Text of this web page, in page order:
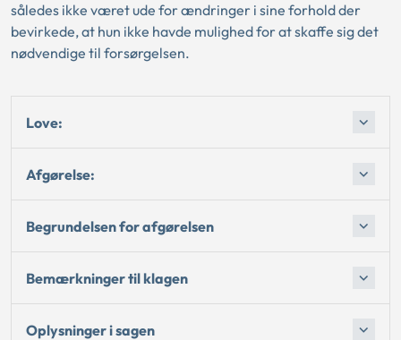
således ikke været ude for ændringer i sine forhold der
bevirkede, at hun ikke havde mulighed for at skaffe sig det
nødvendige til forsørgelsen.
Love:
Afgørelse:
Begrundelsen for afgørelsen
Bemærkninger til klagen
Oplysninger i sagen